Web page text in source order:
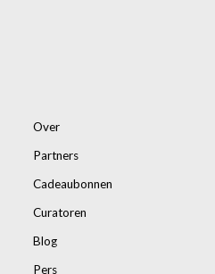
Over
Partners
Cadeaubonnen
Curatoren
Blog
Pers